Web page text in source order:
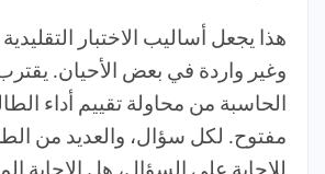
هذا يجعل أساليب الاختبار
وغير واردة في بعض الأحيان. يقترب
الحاسبة من محاولة تقييم أداء
مفتوح. لكل سؤال، والعديد من